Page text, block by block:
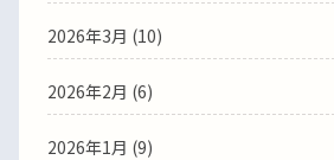
2026年3月 (10)
2026年2月 (6)
2026年1月 (9)